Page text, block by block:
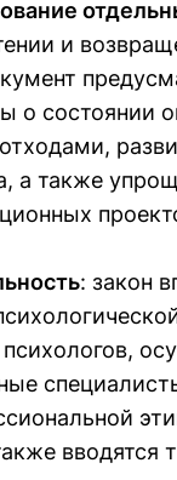
и
о состоянии
а также
: закон
вводятся